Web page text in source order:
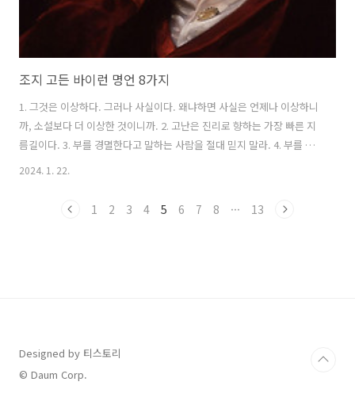
조지 고든 바이런 명언 8가지
1. 그것은 이상하다. 그러나 사실이다. 왜냐하면 사실은 언제나 이상하니
까, 소설보다 더 이상한 것이니까. 2. 고난은 진리로 향하는 가장 빠른 지
름길이다. 3. 부를 경멸한다고 말하는 사람을 절대 믿지 말라. 4. 부를 얻
는 것에 절방한 인간이 부를 경멸한다. 5. 인간은 웃음과 눈물 사이를 황
신의 무식을 아는 것은 지식으로의 첫 걸음이다. 8. 남에게 베푼 것은 잊
2024. 1. 22.
1 2 3 4 5 6 7 8 ··· 13
Designed by 티스토리
© Daum Corp.